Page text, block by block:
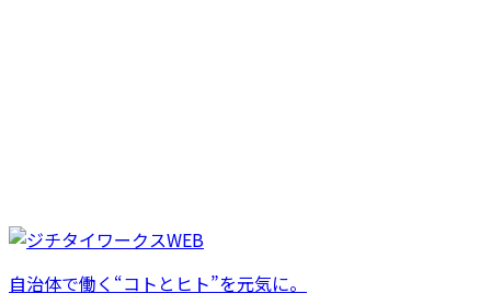
自治体で働く“コトとヒト”を元気に。